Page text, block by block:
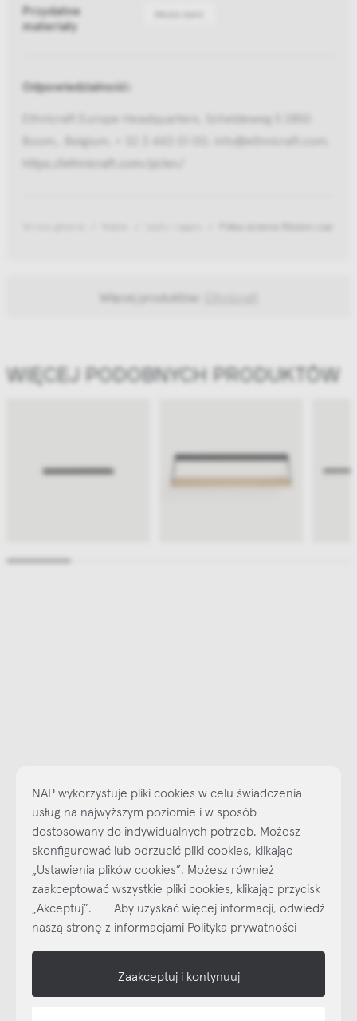
Przydatne
materiały
Media bank
Odpowiedzialność:
Ethnicraft Europe Headquarters, Scheldeweg 5 2850
Boom,, Belgium, + 32 3 443 01 00, info@ethnicraft.com,
https://ethnicraft.com/pl/en/
Więcej produktów:
WIĘCEJ PODOBNYCH PRODUKTÓW
Najlepsze inspiracje i promocje na wyciągnięcie ręki, zapisz się już
dzisiaj do naszego cyklicznego newslettera!
Subskrybuj NEWSLETTER
shop online
NAP wykorzystuje pliki cookies w celu świadczenia
usług na najwyższym poziomie i w sposób
dostosowany do indywidualnych potrzeb. Możesz
skonfigurować lub odrzucić pliki cookies, klikając
„Ustawienia plików cookies”. Możesz również
zaakceptować wszystkie pliki cookies, klikając przycisk
„Akceptuj”. Aby uzyskać więcej informacji, odwiedź
naszą stronę z informacjami Polityka prywatności
Zaakceptuj i kontynuuj